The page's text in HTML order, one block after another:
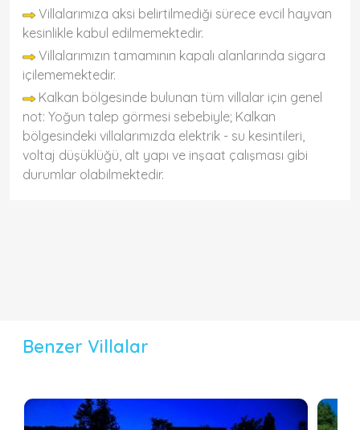
Villalarımıza aksi belirtilmediği sürece evcil hayvan
kesinlikle kabul edilmemektedir.
Villalarımızın tamamının kapalı alanlarında sigara
içilememektedir.
Kalkan bölgesinde bulunan tüm villalar için genel
not: Yoğun talep görmesi sebebiyle; Kalkan
bölgesindeki villalarımızda elektrik - su kesintileri,
voltaj düşüklüğü, alt yapı ve inşaat çalışması gibi
durumlar olabilmektedir.
Benzer Villalar